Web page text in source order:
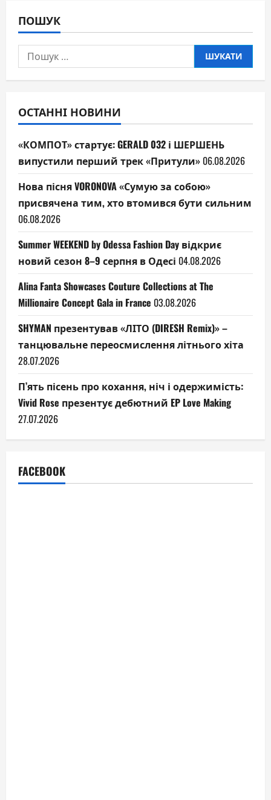
ПОШУК
Пошук:
ОСТАННІ НОВИНИ
«КОМПОТ» стартує: GERALD 032 і ШЕРШЕНЬ
випустили перший трек «Притули» 06.08.2026
Нова пісня VORONOVA «Сумую за собою»
присвячена тим, хто втомився бути сильним
06.08.2026
Summer WEEKEND by Odessa Fashion Day відкриє
новий сезон 8–9 серпня в Одесі 04.08.2026
Alina Fanta Showcases Couture Collections at The
Millionaire Concept Gala in France 03.08.2026
SHYMAN презентував «ЛІТО (DIRESH Remix)» –
танцювальне переосмислення літнього хіта
28.07.2026
П’ять пісень про кохання, ніч і одержимість:
Vivid Rose презентує дебютний EP Love Making
27.07.2026
FACEBOOK